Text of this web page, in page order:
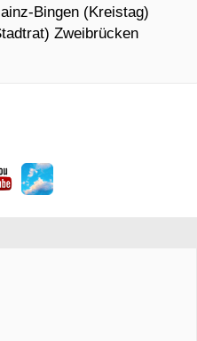
Bingen (Kreistag)
Zweibrücken